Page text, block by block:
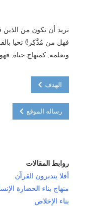
نريد أن نكون من الذين
فهل من مُدَّكِر!) نحيا
ونعلمه, كمنهاج حياة, فهو
الهدف
رساله الموقع
روابط المقالات
أفلا يتدبرون القراّن
منهاج بناء الحضارة
بناء الإخلاص